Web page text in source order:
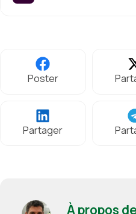
Poster
Partager
À propos